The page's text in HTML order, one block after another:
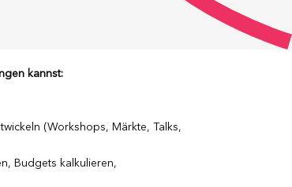
kannst:
(Workshops, Märkte, Talks,
Budgets kalkulieren,